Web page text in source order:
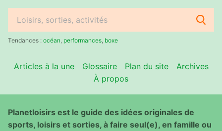
Rechercher
:Tendances : océan performances boxe
Articles à la une Glossaire Plan du site
Archives
À propos
Planetloisirs est le guide des idées originales de
sports, loisirs et sorties, à faire seul(e), en famille ou